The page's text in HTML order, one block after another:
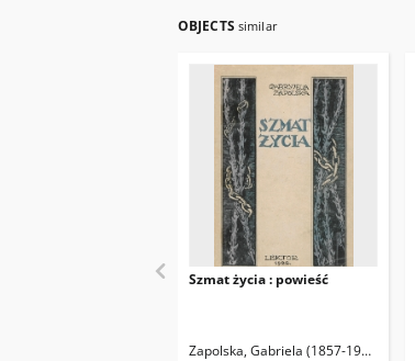
OBJECTS similar
Szmat życia : powieść
Zapolska, Gabriela (1857-1921)